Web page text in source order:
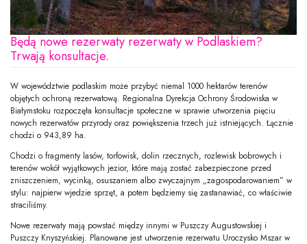
Będą nowe rezerwaty rezerwaty w Podlaskiem?
Trwają konsultacje.
W województwie podlaskim może przybyć niemal 1000 hektarów terenów
objętych ochroną rezerwatową. Regionalna Dyrekcja Ochrony Środowiska w
Białymstoku rozpoczęła konsultacje społeczne w sprawie utworzenia pięciu
nowych rezerwatów przyrody oraz powiększenia trzech już istniejących. Łącznie
chodzi o 943,89 ha.
Chodzi o fragmenty lasów, torfowisk, dolin rzecznych, rozlewisk bobrowych i
terenów wokół wyjątkowych jezior, które mają zostać zabezpieczone przed
zniszczeniem, wycinką, osuszaniem albo zwyczajnym „zagospodarowaniem” w
stylu: najpierw wjedzie sprzęt, a potem będziemy się zastanawiać, co właściwie
straciliśmy.
Nowe rezerwaty mają powstać między innymi w Puszczy Augustowskiej i
Puszczy Knyszyńskiej. Planowane jest utworzenie rezerwatu Uroczysko Mszar w